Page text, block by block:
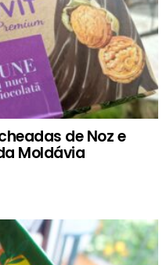
de Noz e
Moldávia